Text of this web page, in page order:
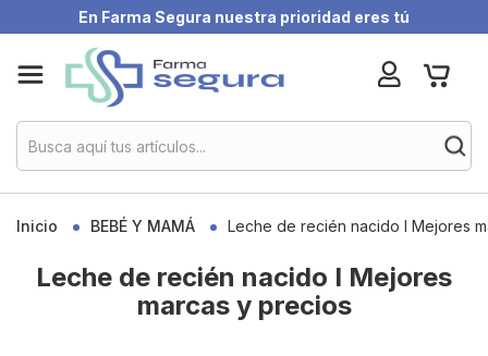
En Farma Segura nuestra prioridad eres tú
to
Content
My
Inicio BEBÉ Y MAMÁ Leche de recién nacido I Mejores
Leche de recién nacido I Mejores
marcas y precios